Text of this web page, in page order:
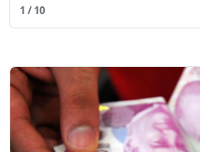
1 / 10